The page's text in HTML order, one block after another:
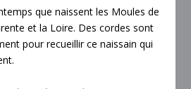
que naissent les Moules de
et la Loire. Des cordes sont
pour recueillir ce naissain qui